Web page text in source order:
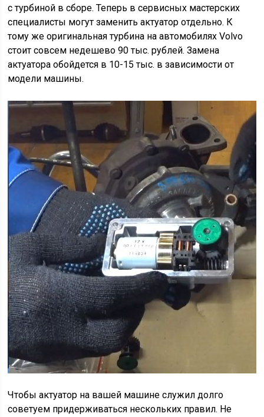
с турбиной в сборе. Теперь в сервисных мастерских
специалисты могут заменить актуатор отдельно. К
тому же оригинальная турбина на автомобилях Volvo
стоит совсем недешево 90 тыс. рублей. Замена
актуатора обойдется в 10-15 тыс. в зависимости от
модели машины.
Чтобы актуатор на вашей машине служил долго
советуем придерживаться нескольких правил. Не